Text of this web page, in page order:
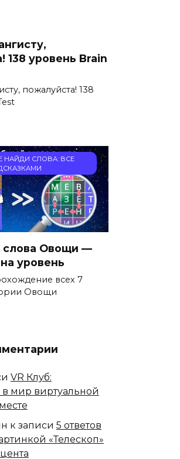
138 уровень Brain
пожалуйста! 138
НАЙДИ СЛОВА: ВСЕ
слова Овощи —
уровень
всех 7
Овощи
VR Клуб:
мир виртуальной
к записи 5 ответов
«Телескоп»